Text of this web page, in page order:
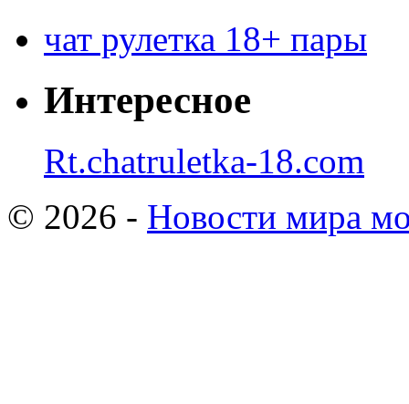
чат рулетка 18+ пары
Интересное
Rt.chatruletka-18.com
© 2026 - Новости мира